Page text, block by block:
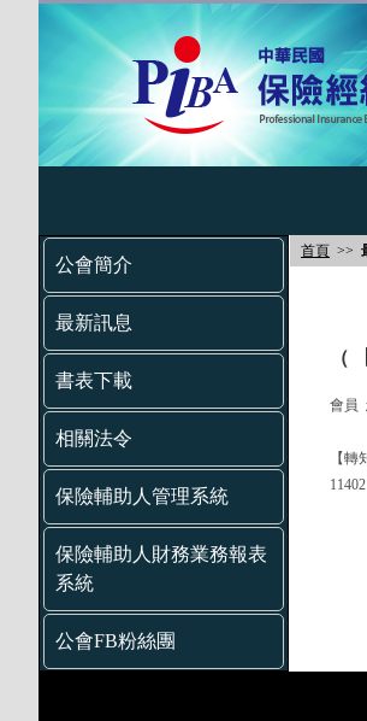
公會簡介
最新訊息
書表下載
相關法令
保險輔助人管理系統
保險輔助人財務業務報表
系統
公會FB粉絲團
首頁 >>
（
會員
【